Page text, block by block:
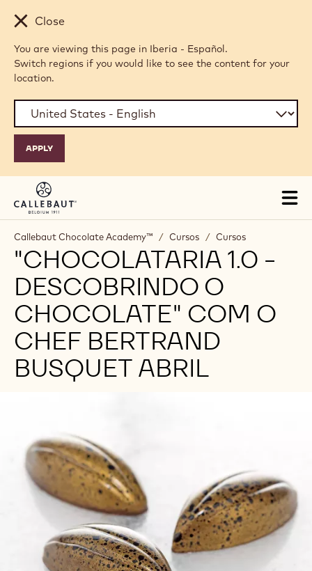
Skip to main content
Close
You are viewing this page in Iberia - Español.
Switch regions if you would like to see the content for your
location.
Callebaut Chocolate Academy™ / Cursos / Cursos
"CHOCOLATARIA 1.0 -
DESCOBRINDO O
CHOCOLATE" COM O
CHEF BERTRAND
BUSQUET ABRIL